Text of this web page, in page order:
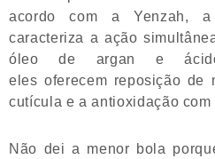
acordo com a Yenzah,
caracteriza a ação
óleo de argan e ácido
eles oferecem reposição de
cutícula e a antioxidação
Não dei a menor bola